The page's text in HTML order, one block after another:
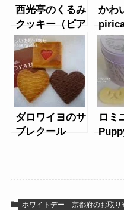
西光亭のくるみ
クッキー（ピア
ノ）
かわ
ング
ダロワイヨのサ
ブレクール
ロミ
ホワイトデー 京都府のお取り